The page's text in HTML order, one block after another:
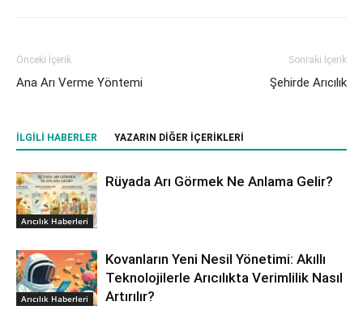
Önceki İçerik
Ana Arı Verme Yöntemi
Sonraki İçerik
Şehirde Arıcılık
İLGILI HABERLER YAZARIN DIĞER İÇERIKLERI
Arıcılık Haberleri
Rüyada Arı Görmek Ne Anlama Gelir?
Arıcılık Haberleri
Kovanların Yeni Nesil Yönetimi: Akıllı
Teknolojilerle Arıcılıkta Verimlilik Nasıl
Artırılır?